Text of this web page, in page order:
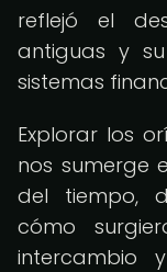
reflejó el
antiguas y
sistemas
Explorar los
nos sumerge
del tiempo,
cómo
intercambio